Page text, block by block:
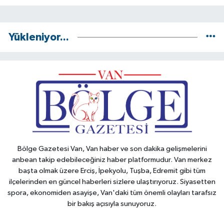
Yükleniyor...
Bölge Gazetesi Van, Van haber ve son dakika gelişmelerini
anbean takip edebileceğiniz haber platformudur. Van merkez
başta olmak üzere Erciş, İpekyolu, Tuşba, Edremit gibi tüm
ilçelerinden en güncel haberleri sizlere ulaştırıyoruz. Siyasetten
spora, ekonomiden asayişe, Van'daki tüm önemli olayları tarafsız
bir bakış açısıyla sunuyoruz.